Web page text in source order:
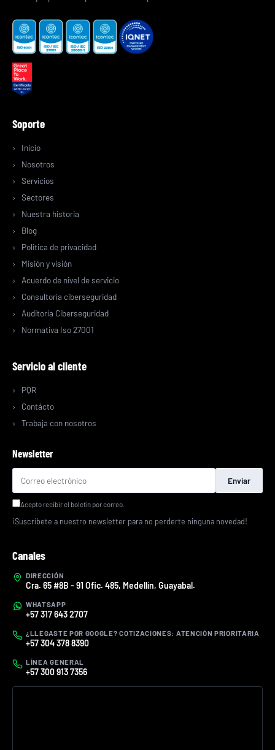
Soporte
Inicio
Nosotros
Servicios
Sectores
Nuestra historia
Blog
Politica de privacidad
Misión y visión
Acuerdo de nivel de servicio
Consultoría ciberseguridad
Auditoría Ciberseguridad
Normativa Iso 27001
Servicio al cliente
PQR
Contácto
Trabaja con nosotros
Newsletter
Enviar
Acepto recibir el boletín por correo.
¡Suscríbete a nuestro newsletter para no perderte ninguna novedad!
Canales
DIRECCIÓN
Cra. 65 #8B - 91 Ofic. 485, Medellín, Guayabal.
WHATSAPP
+57 317 643 2707
¿LLEGASTE POR GOOGLE? COTIZACIONES: ATENCIÓN PRIORITARIA
+57 304 378 8390
LÍNEA GENERAL
+57 300 913 7356